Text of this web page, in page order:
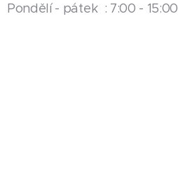
Pondělí - pátek : 7:00 - 15:00